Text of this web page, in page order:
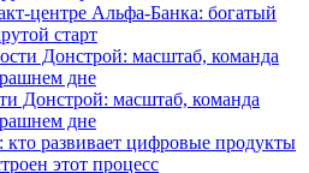
центре Альфа-Банка: богатый
старт
Донстрой: масштаб, команда
дне